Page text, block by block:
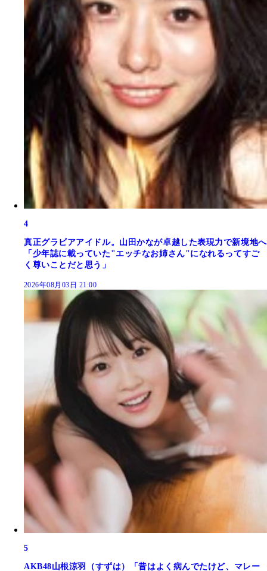
4
真正グラビアアイドル。山田かなが卓越した表現力で新境地へ
「少年誌に載っていた"エッチなお姉さん"になれるってすご
く尊いことだと思う」
2026年08月03日 21:00
5
AKB48山根涼羽（すずは）「昔はよく病んでたけど、マレー